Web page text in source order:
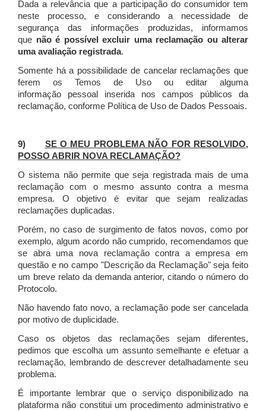
Dada a relevância que a participação do consumidor tem
neste processo, e considerando a necessidade de
segurança das informações produzidas, informamos
que não é possível excluir uma reclamação ou alterar
uma avaliação registrada.
Somente há a possibilidade de cancelar reclamações que
ferem os Temos de Uso ou editar alguma
informação pessoal inserida nos campos públicos da
reclamação, conforme Política de Uso de Dados Pessoais.
9) SE O MEU PROBLEMA NÃO FOR RESOLVIDO,
POSSO ABRIR NOVA RECLAMAÇÃO?
O sistema não permite que seja registrada mais de uma
reclamação com o mesmo assunto contra a mesma
empresa. O objetivo é evitar que sejam realizadas
reclamações duplicadas.
Porém, no caso de surgimento de fatos novos, como por
exemplo, algum acordo não cumprido, recomendamos que
se abra uma nova reclamação contra a empresa em
questão e no campo "Descrição da Reclamação" seja feito
um breve relato da demanda anterior, citando o número do
Protocolo.
Não havendo fato novo, a reclamação pode ser cancelada
por motivo de duplicidade.
Caso os objetos das reclamações sejam diferentes,
pedimos que escolha um assunto semelhante e efetuar a
reclamação, lembrando de descrever detalhadamente seu
problema.
É importante lembrar que o serviço disponibilizado na
plataforma não constitui um procedimento administrativo e